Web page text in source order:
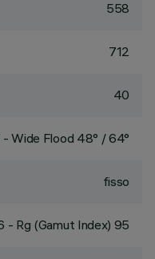
558
712
40
Wide Flood 48° / 64°
fisso
- Rg (Gamut Index) 95